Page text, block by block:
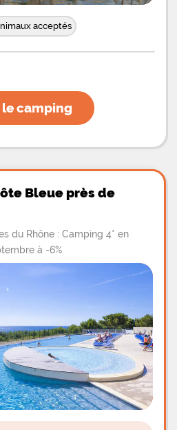
acceptés
camping
Bleue près de
du Rhône : Camping 4* en
à -6%